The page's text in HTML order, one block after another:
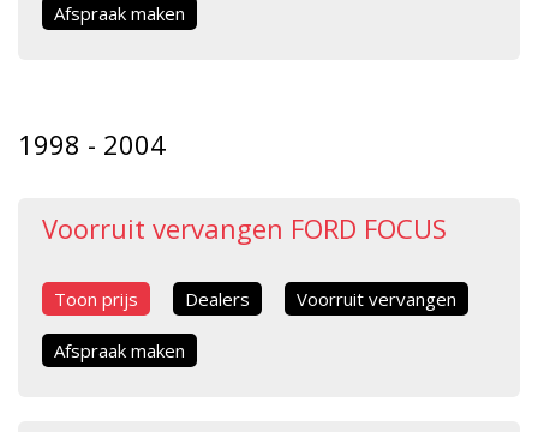
Afspraak maken
1998 - 2004
Voorruit vervangen FORD FOCUS
Toon prijs Dealers Voorruit vervangen
Afspraak maken